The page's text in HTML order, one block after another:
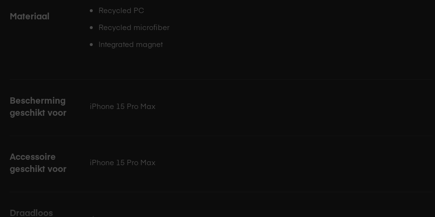
Materiaal
Recycled PC
Recycled microfiber
Integrated magnet
Bescherming
geschikt voor
iPhone 15 Pro Max
Accessoire
geschikt voor
iPhone 15 Pro Max
Draadloos